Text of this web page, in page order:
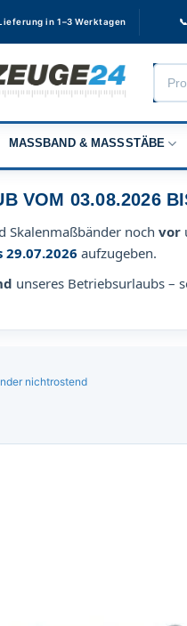
in 1–3 Werktagen
MASSBAND & MASSSTÄBE
VOM 03.08.2026
Skalenmaßbänder noch vor
aufzugeben.
unseres Betriebsurlaubs –
nichtrostend